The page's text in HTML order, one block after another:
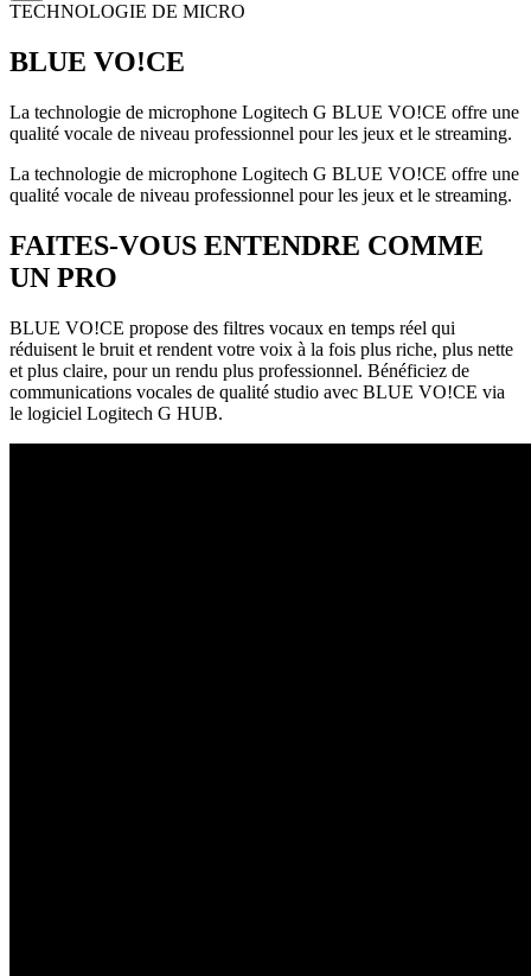
TECHNOLOGIE DE MICRO
BLUE VO!CE
La technologie de microphone Logitech G BLUE VO!CE offre une
qualité vocale de niveau professionnel pour les jeux et le streaming.
La technologie de microphone Logitech G BLUE VO!CE offre une
qualité vocale de niveau professionnel pour les jeux et le streaming.
FAITES-VOUS ENTENDRE COMME
UN PRO
BLUE VO!CE propose des filtres vocaux en temps réel qui
réduisent le bruit et rendent votre voix à la fois plus riche, plus nette
et plus claire, pour un rendu plus professionnel. Bénéficiez de
communications vocales de qualité studio avec BLUE VO!CE via
le logiciel Logitech G HUB.